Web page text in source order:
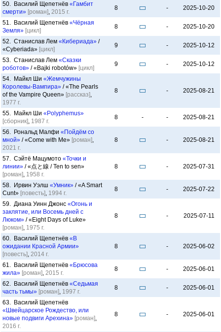
50. Василий Щепетнёв «Гамбит
смерти» [роман], 2015 г.
8 - 2025-10-20
51. Василий Щепетнёв «Чёрная
Земля» [цикл]
8 - 2025-10-20
52. Станислав Лем «Кибериада» /
«Cyberiada» [цикл]
9 - 2025-10-12
53. Станислав Лем «Сказки
роботов» / «Bajki robotów» [цикл]
9 - 2025-10-12
54. Майкл Ши «Жемчужины
Королевы-Вампира» / «The Pearls
of the Vampire Queen» [рассказ],
1977 г.
8 - 2025-08-21
55. Майкл Ши «Polyphemus»
[сборник], 1987 г.
8 - - 2025-08-21
56. Рональд Малфи «Пойдём со
мной» / «Come with Me» [роман],
2021 г.
8 - 2025-08-21
57. Сэйтё Мацумото «Точки и
линии» / «点と線 / Ten to sen»
[роман], 1958 г.
8 - 2025-07-31
58. Ирвин Уэлш «Умник» / «A Smart
Cunt» [повесть], 1994 г.
8 - 2025-07-22
59. Диана Уинн Джонс «Огонь и
заклятие, или Восемь дней с
Люком» / «Eight Days of Luke»
[роман], 1975 г.
8 - 2025-07-11
60. Василий Щепетнёв «В
ожидании Красной Армии»
[повесть], 2014 г.
8 - 2025-06-02
61. Василий Щепетнёв «Брюсова
жила» [роман], 2015 г.
8 - 2025-06-01
62. Василий Щепетнёв «Седьмая
часть тьмы» [роман], 1997 г.
8 - 2025-06-01
63. Василий Щепетнёв
«Швейцарское Рождество, или
новые подвиги Арехина» [роман],
2016 г.
8 - 2025-06-01